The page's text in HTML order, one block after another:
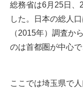
総務省は6月25日、
した。日本の総人
（2015年）調査か
のは首都圏が中心
ここでは埼玉県で